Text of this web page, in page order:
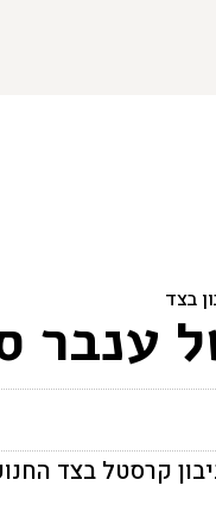
בצד
ענבר
קרסטל בצד